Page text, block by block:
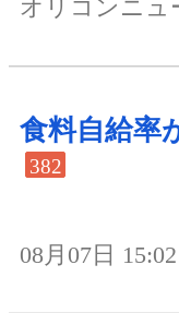
オリコンニュ
食料自給率
382
08月07日 15:02